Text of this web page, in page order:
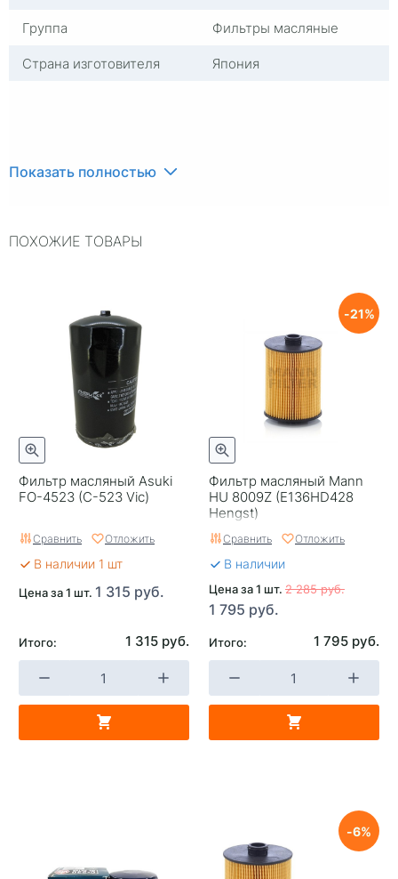
Группа
Фильтры масляные
Страна изготовителя
Япония
Показать полностью
ПОХОЖИЕ ТОВАРЫ
Фильтр масляный Asuki
FO-4523 (C-523 Vic)
Сравнить Отложить
В наличии 1 шт
Цена за 1 шт. 1 315 руб.
Итого: 1 315 руб.
Фильтр масляный Mann
HU 8009Z (E136HD428
Hengst)
21
Сравнить Отложить
В наличии
Цена за 1 шт. 2 285 руб.
1 795 руб.
Итого: 1 795 руб.
6